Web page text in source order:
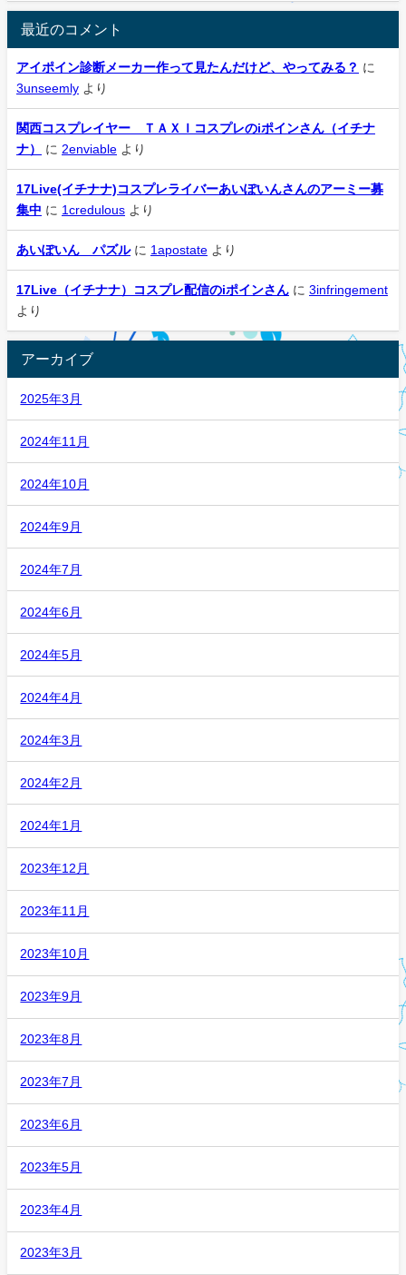
最近のコメント
アイポイン診断メーカー作って見たんだけど、やってみる？ に
3unseemly より
関西コスプレイヤー ＴＡＸＩコスプレのiポインさん（イチナ
ナ）
に 2enviable より
17Live(イチナナ)コスプレライバーあいぽいんさんのアーミー募
集中 に 1credulous より
あいぽいん パズルに 1apostate より
17Live（イチナナ）コスプレ配信のiポインさん に 3infringement
より
アーカイブ
2025年3月
2024年11月
2024年10月
2024年9月
2024年7月
2024年6月
2024年5月
2024年4月
2024年3月
2024年2月
2024年1月
2023年12月
2023年11月
2023年10月
2023年9月
2023年8月
2023年7月
2023年6月
2023年5月
2023年4月
2023年3月